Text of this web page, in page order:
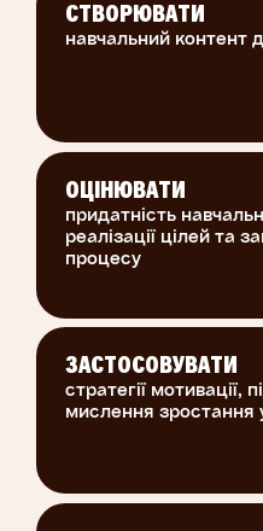
СТВОРЮВАТИ
навчальний контент
ОЦІНЮВАТИ
придатність
реалізації цілей та
процесу
ЗАСТОСОВУВАТИ
стратегії мотивації,
мислення зростання